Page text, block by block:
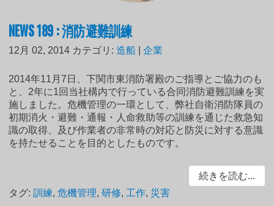
NEWS 189 : 消防避難訓練
12月 02, 2014 カテゴリ:造船 |企業
2014年11月7日、下関市東消防署殿のご指導とご協力のも
と、2年に1回当社構内で行っている合同消防避難訓練を実
施しました。危機管理の一環として、弊社自衛消防隊員の
初期消火・避難・通報・人命救助等の訓練を通じた救急知
識の取得、及び作業者の非常時の対応と防災に対する意識
を持たせることを目的としたものです。
続きを読む...
タグ:訓練,危機管理,研修, 工作, 災害